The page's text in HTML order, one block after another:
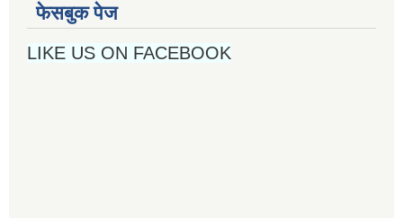
फेसबुक पेज
LIKE US ON FACEBOOK